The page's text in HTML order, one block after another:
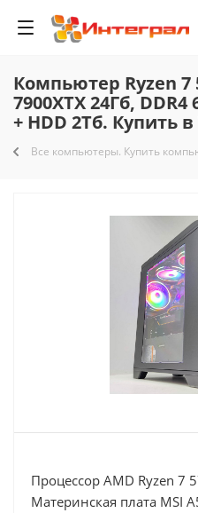
Компьютер Ryzen 7
7900XTX 24Гб, DDR4
+ HDD 2Тб. Купить
Все компьютеры. Купить
Процессор AMD Ryzen 7
Материнская плата MSI